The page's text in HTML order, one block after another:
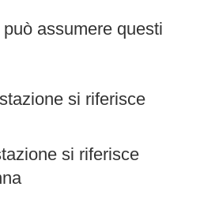
assumere questi
si riferisce
si riferisce